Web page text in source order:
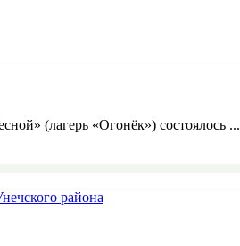
(лагерь «Огонёк») состоялось ...